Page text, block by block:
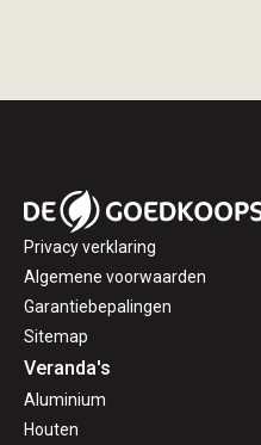
Privacy verklaring
Algemene voorwaarden
Garantiebepalingen
Sitemap
Veranda's
Aluminium
Houten